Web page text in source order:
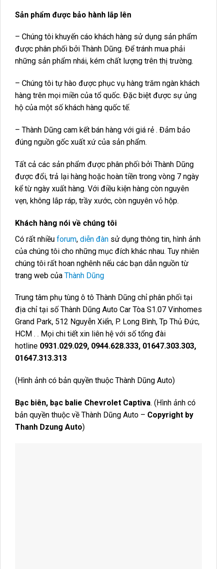
Sản phẩm được bảo hành lắp lên
– Chúng tôi khuyến cáo khách hàng sử dụng sản phẩm
được phân phối bởi Thành Dũng. Để tránh mua phải
những sản phẩm nhái, kém chất lượng trên thị trường.
– Chúng tôi tự hào được phục vụ hàng trăm ngàn khách
hàng trên mọi miền của tổ quốc. Đặc biệt được sự ủng
hộ của một số khách hàng quốc tế.
– Thành Dũng cam kết bán hàng với giá rẻ . Đảm bảo
đúng nguồn gốc xuất xứ của sản phẩm.
Tất cả các sản phẩm được phân phối bởi Thành Dũng
được đổi, trả lại hàng hoặc hoàn tiền trong vòng 7 ngày
kể từ ngày xuất hàng. Với điều kiện hàng còn nguyên
vẹn, không lắp ráp, trầy xước, còn nguyên vỏ hộp.
Khách hàng nói về chúng tôi
Có rất nhiều forum, diễn đàn sử dụng thông tin, hình ảnh
của chúng tôi cho những mục đích khác nhau. Tuy nhiên
chúng tôi rất hoan nghênh nếu các bạn dẫn nguồn từ
trang web của Thành Dũng
Trung tâm phụ tùng ô tô Thành Dũng chỉ phân phối tại
địa chỉ tại số Thành Dũng Auto Car Tòa S1.07 Vinhomes
Grand Park, 512 Nguyễn Xiển, P. Long Bình, Tp Thủ Đức,
HCM . . Mọi chi tiết xin liên hệ với số tổng đài
hotline 0931.029.029, 0944.628.333, 01647.303.303,
01647.313.313
(Hình ảnh có bản quyền thuộc Thành Dũng Auto)
Bạc biên, bạc balie Chevrolet Captiva. (Hình ảnh có
bản quyền thuộc về Thành Dũng Auto – Copyright by
Thanh Dzung Auto)